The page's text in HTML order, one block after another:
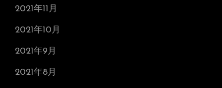
2021年11月
2021年10月
2021年9月
2021年8月